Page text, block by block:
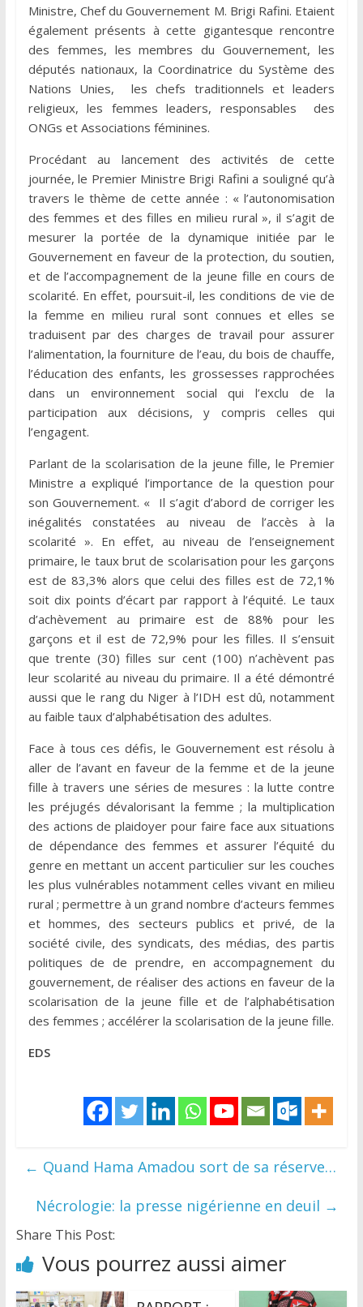
Ministre, Chef du Gouvernement M. Brigi Rafini. Etaient
également présents à cette gigantesque rencontre
des femmes, les membres du Gouvernement, les
députés nationaux, la Coordinatrice du Système des
Nations Unies, les chefs traditionnels et leaders
religieux, les femmes leaders, responsables des
ONGs et Associations féminines.
Procédant au lancement des activités de cette
journée, le Premier Ministre Brigi Rafini a souligné qu’à
travers le thème de cette année : « l’autonomisation
des femmes et des filles en milieu rural », il s’agit de
mesurer la portée de la dynamique initiée par le
Gouvernement en faveur de la protection, du soutien,
et de l’accompagnement de la jeune fille en cours de
scolarité. En effet, poursuit-il, les conditions de vie de
la femme en milieu rural sont connues et elles se
traduisent par des charges de travail pour assurer
l’alimentation, la fourniture de l’eau, du bois de chauffe,
l’éducation des enfants, les grossesses rapprochées
dans un environnement social qui l’exclu de la
participation aux décisions, y compris celles qui
l’engagent.
Parlant de la scolarisation de la jeune fille, le Premier
Ministre a expliqué l’importance de la question pour
son Gouvernement. « Il s’agit d’abord de corriger les
inégalités constatées au niveau de l’accès à la
scolarité ». En effet, au niveau de l’enseignement
primaire, le taux brut de scolarisation pour les garçons
est de 83,3% alors que celui des filles est de 72,1%
soit dix points d’écart par rapport à l’équité. Le taux
d’achèvement au primaire est de 88% pour les
garçons et il est de 72,9% pour les filles. Il s’ensuit
que trente (30) filles sur cent (100) n’achèvent pas
leur scolarité au niveau du primaire. Il a été démontré
aussi que le rang du Niger à l’IDH est dû, notamment
au faible taux d’alphabétisation des adultes.
Face à tous ces défis, le Gouvernement est résolu à
aller de l’avant en faveur de la femme et de la jeune
fille à travers une séries de mesures : la lutte contre
les préjugés dévalorisant la femme ; la multiplication
des actions de plaidoyer pour faire face aux situations
de dépendance des femmes et assurer l’équité du
genre en mettant un accent particulier sur les couches
les plus vulnérables notamment celles vivant en milieu
rural ; permettre à un grand nombre d’acteurs femmes
et hommes, des secteurs publics et privé, de la
société civile, des syndicats, des médias, des partis
politiques de de prendre, en accompagnement du
gouvernement, de réaliser des actions en faveur de la
scolarisation de la jeune fille et de l’alphabétisation
des femmes ; accélérer la scolarisation de la jeune fille.
EDS
← Quand Hama Amadou sort de sa réserve…
Nécrologie: la presse nigérienne en deuil →
Share This Post:
Vous pourrez aussi aimer